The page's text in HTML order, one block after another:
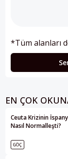
*Tüm alanları
EN ÇOK
Ceuta Krizinin
Nasıl Normalleşti?
GÖÇ